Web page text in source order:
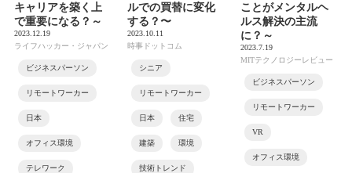
キャリアを築く上
で重要になる？～
2023.12.19
ライフハッカー・ジャパン
ビジネスパーソン
リモートワーカー
日本
オフィス環境
テレワーク
ルでの買替に変化
する？〜
2023.10.11
時事ドットコム
シニア
リモートワーカー
日本 住宅
建築 環境
技術トレンド
ことがメンタルヘ
ルス解決の主流
に？～
2023.7.19
MITテクノロジーレビュー
ビジネスパーソン
リモートワーカー
VR
オフィス環境